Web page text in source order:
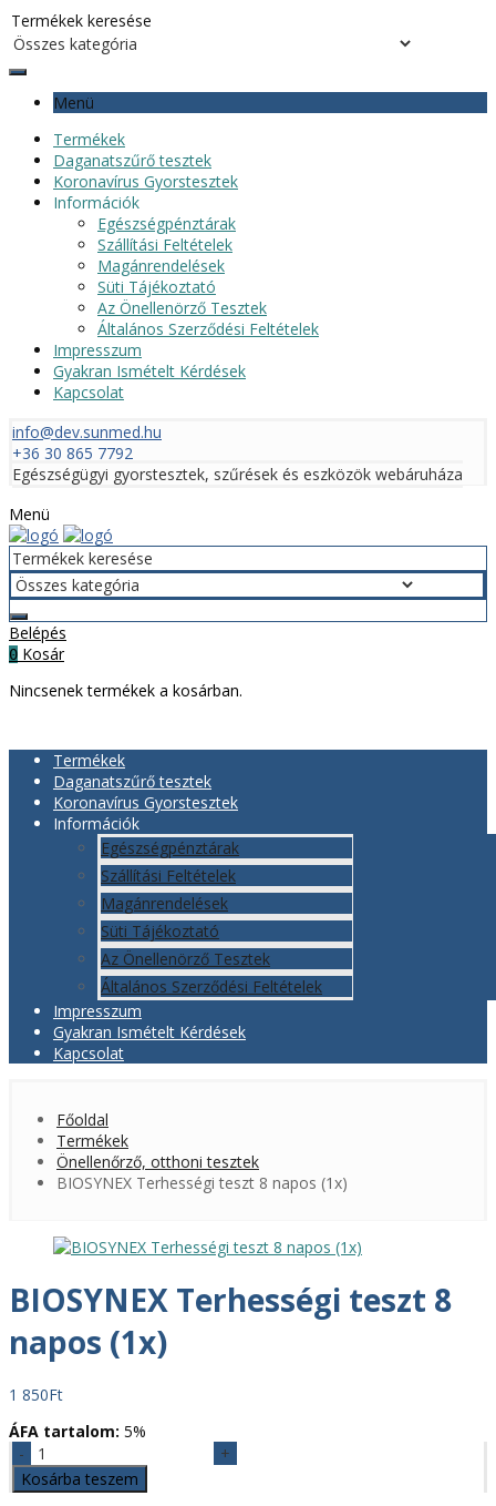
Menü
Termékek
Daganatszűrő tesztek
Koronavírus Gyorstesztek
Információk
Egészségpénztárak
Szállítási Feltételek
Magánrendelések
Süti Tájékoztató
Az Önellenörző Tesztek
Általános Szerződési Feltételek
Impresszum
Gyakran Ismételt Kérdések
Kapcsolat
info@dev.sunmed.hu
+36 30 865 7792
Egészségügyi gyorstesztek, szűrések és eszközök webáruháza
Menü
Belépés
0 Kosár
Nincsenek termékek a kosárban.
Termékek
Daganatszűrő tesztek
Koronavírus Gyorstesztek
Információk
Egészségpénztárak
Szállítási Feltételek
Magánrendelések
Süti Tájékoztató
Az Önellenörző Tesztek
Általános Szerződési Feltételek
Impresszum
Gyakran Ismételt Kérdések
Kapcsolat
Főoldal
Termékek
Önellenőrző, otthoni tesztek
BIOSYNEX Terhességi teszt 8 napos (1x)
BIOSYNEX Terhességi teszt 8
napos (1x)
1 850Ft
ÁFA tartalom: 5%
BIOSYNEX
Terhességi
teszt
Kosárba teszem